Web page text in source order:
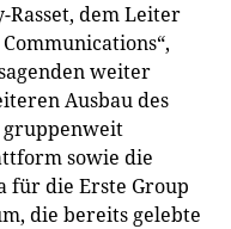
dem Leiter
weiter
Ausbau des
gruppenweit
sowie die
für die Erste Group
die bereits gelebte